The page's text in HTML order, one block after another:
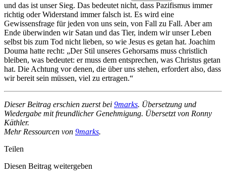
und das ist unser Sieg. Das bedeutet nicht, dass Pazifismus immer
richtig oder Widerstand immer falsch ist. Es wird eine
Gewissensfrage für jeden von uns sein, von Fall zu Fall. Aber am
Ende überwinden wir Satan und das Tier, indem wir unser Leben
selbst bis zum Tod nicht lieben, so wie Jesus es getan hat. Joachim
Douma hatte recht: „Der Stil unseres Gehorsams muss christlich
bleiben, was bedeutet: er muss dem entsprechen, was Christus getan
hat. Die Achtung vor denen, die über uns stehen, erfordert also, dass
wir bereit sein müssen, viel zu ertragen.“
Dieser Beitrag erschien zuerst bei 9marks. Übersetzung und
Wiedergabe mit freundlicher Genehmigung. Übersetzt von Ronny
Käthler.
Mehr Ressourcen von 9marks.
Teilen
Diesen Beitrag weitergeben